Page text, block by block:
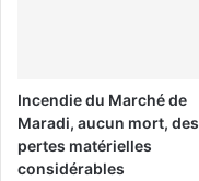
Incendie du Marché de
Maradi, aucun mort, des
pertes matérielles
considérables